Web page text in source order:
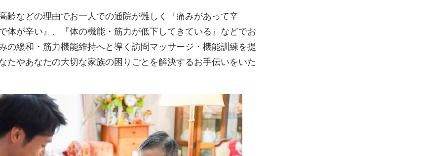
齢などの理由でお一人での通院が難しく『痛みがあって辛
体が辛い』、『体の機能・筋力が低下してきている』などでお
の緩和・筋力機能維持へと導く訪問マッサージ・機能訓練を提
たやあなたの大切な家族の困りごとを解決するお手伝いをいた